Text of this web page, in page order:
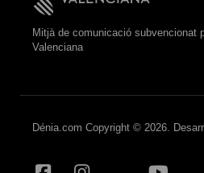
Mitjà de comunicació subvencionat
Valenciana
Dénia.com Copyright © 2026.